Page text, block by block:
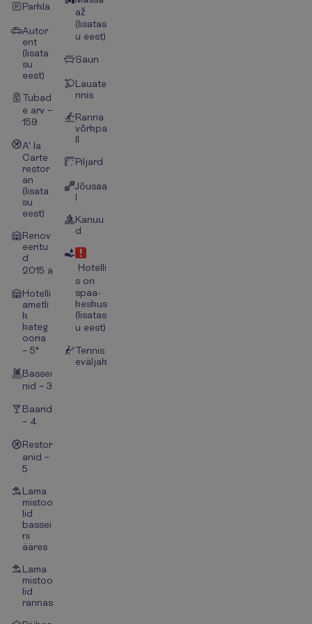
Parkla
Autor
ent
(lisata
su
eest)
Tubad
e arv –
159
A' la
Carte
restor
an
(lisata
su
eest)
Renov
eeritu
d
2015 a
Hotelli
ametli
k
kateg
ooria
– 5*
Bassei
nid – 3
Baarid
– 4
Restor
anid –
5
Lama
mistoo
lid
bassei
ni
ääres
Lama
mistoo
lid
rannas
až
(lisatas
u eest)
Saun
Lauate
nnis
Ranna
võrkpa
ll
Piljard
Jõusaa
l
Kanuu
d
Hotelli
s on
spaa-
keskus
(lisatas
u eest)
Tennis
eväljak